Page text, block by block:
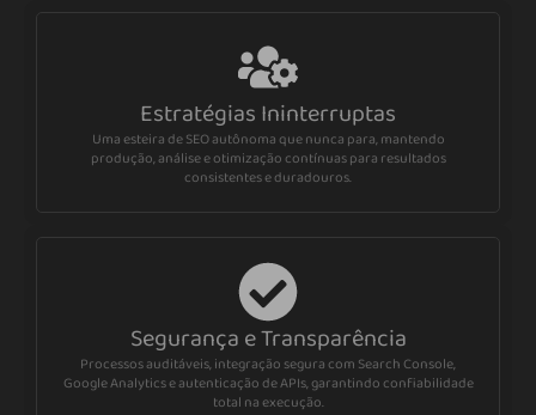
Estratégias Ininterruptas
Uma esteira de SEO autônoma que nunca para, mantendo
produção, análise e otimização contínuas para resultados
consistentes e duradouros.
Segurança e Transparência
Processos auditáveis, integração segura com Search Console,
Google Analytics e autenticação de APIs, garantindo confiabilidade
total na execução.